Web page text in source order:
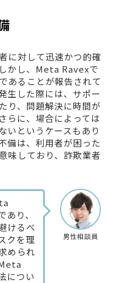
に対して迅速かつ的確
かし、Meta Ravexで
あることが報告されて
生した際には、サポー
り、問題解決に時間が
らに、場合によっては
いというケースもあり
備は、利用者が困った
味しており、詐欺業者
男性相談員
り、
けるべ
クを理
められ
につい